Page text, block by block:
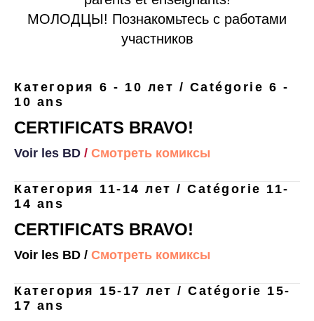
МОЛОДЦЫ! Познакомьтесь с работами
участников
Категория 6 - 10 лет / Catégorie 6 -
10 ans
CERTIFICATS BRAVO!
Voir les BD / Смотреть комиксы
Категория 11-14 лет / Catégorie 11-
14 ans
CERTIFICATS BRAVO!
Voir les BD / Смотреть комиксы
Категория 15-17 лет / Catégorie 15-
17 ans